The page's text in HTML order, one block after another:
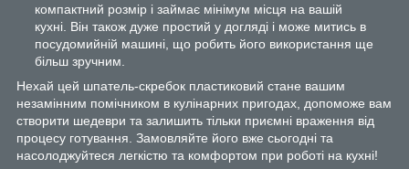
компактний розмір і займає мінімум місця на вашій
кухні. Він також дуже простий у догляді і може митись в
посудомийній машині, що робить його використання ще
більш зручним.
Нехай цей шпатель-скребок пластиковий стане вашим
незамінним помічником в кулінарних пригодах, допоможе вам
створити шедеври та залишить тільки приємні враження від
процесу готування. Замовляйте його вже сьогодні та
насолоджуйтеся легкістю та комфортом при роботі на кухні!